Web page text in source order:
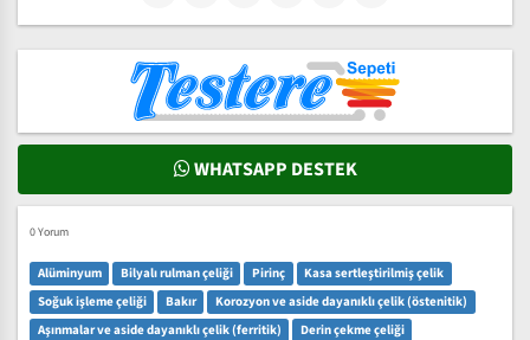
WHATSAPP DESTEK
0 Yorum
Alüminyum Bilyalı rulman çeliği Pirinç
Kasa sertleştirilmiş çelik
Soğuk işleme çeliği
Bakır
Korozyon ve aside dayanıklı çelik (östenitik)
Aşınmalar ve aside dayanıklı çelik (ferritik)
Derin çekme çeliği